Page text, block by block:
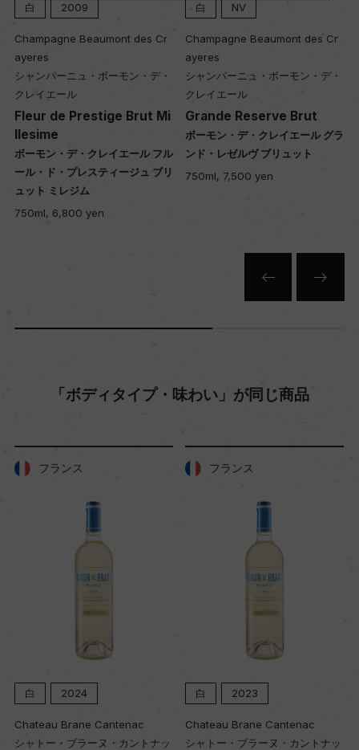
樹齢
45年
土壌
白亜質
品質分類・原産地呼称
白
キャップの仕様
白 2009
Champagne Beaumont des Cr
ayeres
シャンパーニュ・ボーモン・デ・
クレイエール
Fleur de Prestige Brut Mi
llesime
ボーモン・デ・クレイエール フル
ール・ド・プレスティージュ ブリ
ュット ミレジム
750ml, 6,800 yen
白 NV
Champagne Beaumont des Cr
ayeres
シャンパーニュ・ボーモン・デ・
クレイエール
Grande Reserve Brut
ボーモン・デ・クレイエール グラ
ンド・レゼルヴ ブリュット
750ml, 7,500 yen
「ボディタイプ・味わい」が同じ商品
フランス
白 2024
Chateau Brane Cantenac
シャトー・ブラーヌ・カントナッ
フランス
白 2023
Chateau Brane Cantenac
シャトー・ブラーヌ・カントナッ